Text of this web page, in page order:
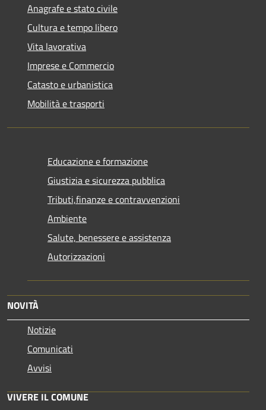
Anagrafe e stato civile
Cultura e tempo libero
Vita lavorativa
Imprese e Commercio
Catasto e urbanistica
Mobilità e trasporti
Educazione e formazione
Giustizia e sicurezza pubblica
Tributi,finanze e contravvenzioni
Ambiente
Salute, benessere e assistenza
Autorizzazioni
NOVITÀ
Notizie
Comunicati
Avvisi
VIVERE IL COMUNE